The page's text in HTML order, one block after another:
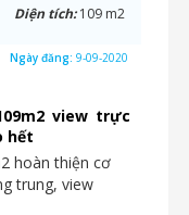
view trực
hết
hoàn thiện cơ
trung, view
Diện tích:109 m2
Ngày đăng: 9-09-2020